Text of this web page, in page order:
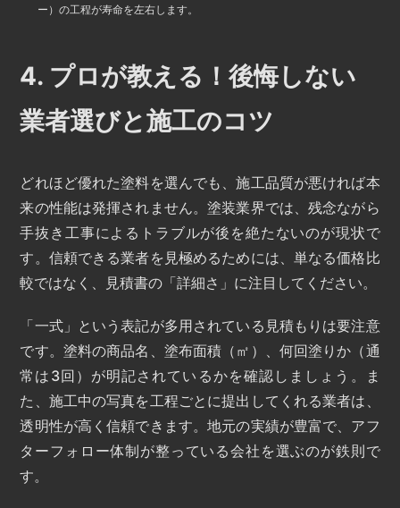
ー）の工程が寿命を左右します。
4. プロが教える！後悔しない
業者選びと施工のコツ
どれほど優れた塗料を選んでも、施工品質が悪ければ本
来の性能は発揮されません。塗装業界では、残念ながら
手抜き工事によるトラブルが後を絶たないのが現状で
す。信頼できる業者を見極めるためには、単なる価格比
較ではなく、見積書の「詳細さ」に注目してください。
「一式」という表記が多用されている見積もりは要注意
です。塗料の商品名、塗布面積（㎡）、何回塗りか（通
常は3回）が明記されているかを確認しましょう。ま
た、施工中の写真を工程ごとに提出してくれる業者は、
透明性が高く信頼できます。地元の実績が豊富で、アフ
ターフォロー体制が整っている会社を選ぶのが鉄則で
す。